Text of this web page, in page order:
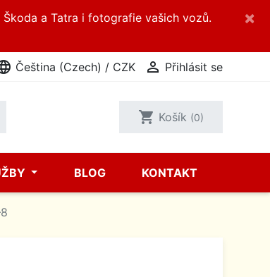
a Tatra i fotografie vašich vozů.
×
Čeština (Czech) / CZK  Přihlásit se
shopping_cart Košík (0)
BLOG KONTAKT